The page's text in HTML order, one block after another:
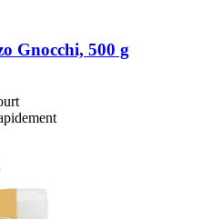
Gnocchi, 500 g